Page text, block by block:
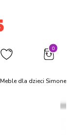
Meble dla dzieci Simone